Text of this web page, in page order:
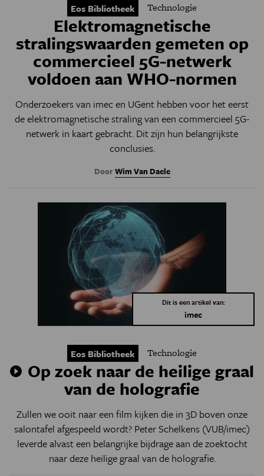
Eos Bibliotheek Technologie
Elektromagnetische
stralingswaarden gemeten op
commercieel 5G-netwerk
voldoen aan WHO-normen
Onderzoekers van imec en UGent hebben voor het eerst
de elektromagnetische straling van een commercieel 5G-
netwerk in kaart gebracht. Dit zijn hun belangrijkste
conclusies.
DoorWim Van Daele
Dit is een artikel van:
imec
Eos Bibliotheek Technologie
Op zoek naar de heilige graal
van de holografie
Zullen we ooit naar een film kijken die in 3D boven onze
salontafel afgespeeld wordt? Peter Schelkens (VUB/imec)
leverde alvast een belangrijke bijdrage aan de zoektocht
naar deze heilige graal van de holografie.